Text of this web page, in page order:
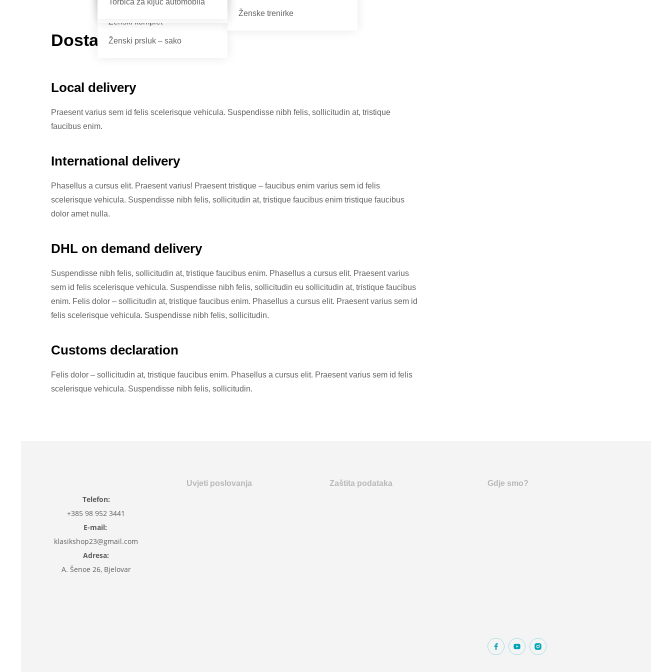
Ženske torbice
Ženski komplet
Ženski prsluk – sako
Ženske trenirke
Papuče
Torbica za ključ automobila
Dostava
Local delivery
Praesent varius sem id felis scelerisque vehicula. Suspendisse nibh felis, sollicitudin at, tristique
faucibus enim.
International delivery
Phasellus a cursus elit. Praesent varius! Praesent tristique – faucibus enim varius sem id felis
scelerisque vehicula. Suspendisse nibh felis, sollicitudin at, tristique faucibus enim tristique faucibus
dolor amet nulla.
DHL on demand delivery
Suspendisse nibh felis, sollicitudin at, tristique faucibus enim. Phasellus a cursus elit. Praesent varius
sem id felis scelerisque vehicula. Suspendisse nibh felis, sollicitudin eu sollicitudin at, tristique faucibus
enim. Felis dolor – sollicitudin at, tristique faucibus enim. Phasellus a cursus elit. Praesent varius sem id
felis scelerisque vehicula. Suspendisse nibh felis, sollicitudin.
Customs declaration
Felis dolor – sollicitudin at, tristique faucibus enim. Phasellus a cursus elit. Praesent varius sem id felis
scelerisque vehicula. Suspendisse nibh felis, sollicitudin.
Telefon:
+385 98 952 3441
E-mail:
klasikshop23@gmail.com
Adresa:
A. Šenoe 26, Bjelovar
Uvjeti poslovanja Zaštita podataka Gdje smo?